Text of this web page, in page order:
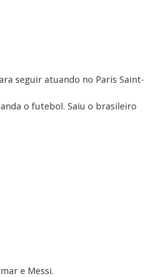
seguir atuando no Paris Saint-
o futebol. Saiu o brasileiro
e Messi.